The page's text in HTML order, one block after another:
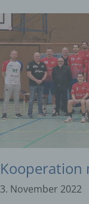
Kooperation
3. November 2022